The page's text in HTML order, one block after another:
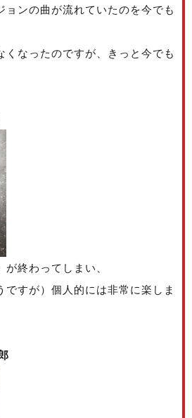
ョンの曲が流れていたのを今でも
くなったのですが、きっと今でも
終わってしまい、
ですが）個人的には非常に楽しま